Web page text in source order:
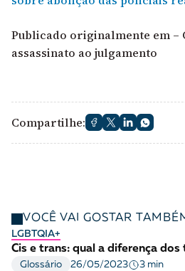
Publicado originalmente em –
assassinato ao julgamento
Compartilhe:
VOCÊ VAI GOSTAR
LGBTQIA+
Cis e trans: qual a diferença dos
Glossário 26/05/2023 3 min